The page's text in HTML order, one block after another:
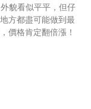
貌看似平平，但仔
方都盡可能做到最
價格肯定翻倍漲！